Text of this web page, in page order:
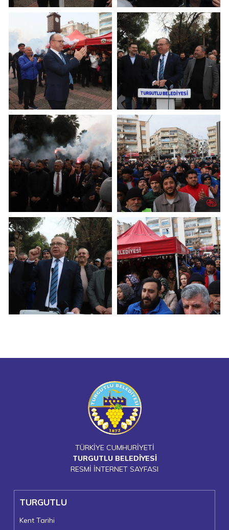
TÜRKİYE CUMHURİYETİ
TURGUTLU BELEDİYESİ
RESMİ İNTERNET SAYFASI
TURGUTLU
Kent Tarihi